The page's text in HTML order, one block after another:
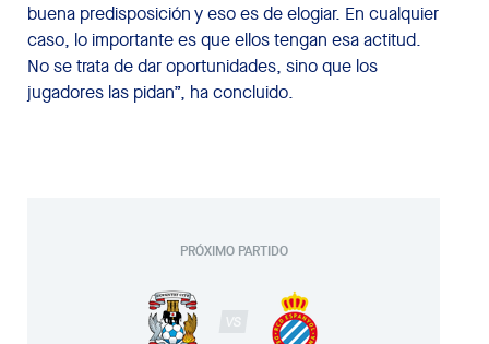
buena predisposición y eso es de elogiar. En cualquier
caso, lo importante es que ellos tengan esa actitud.
No se trata de dar oportunidades, sino que los
jugadores las pidan”, ha concluido.
PRÓXIMO PARTIDO
VS